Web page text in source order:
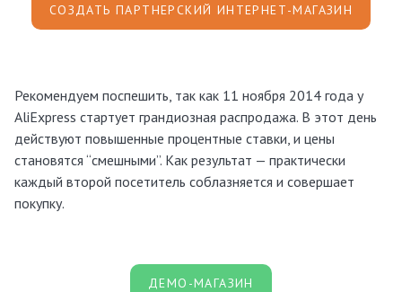
СОЗДАТЬ ПАРТНЕРСКИЙ ИНТЕРНЕТ-МАГАЗИН
Рекомендуем поспешить, так как 11 ноября 2014 года у
AliExpress стартует грандиозная распродажа. В этот день
действуют повышенные процентные ставки, и цены
становятся “смешными”. Как результат — практически
каждый второй посетитель соблазняется и совершает
покупку.
ДЕМО-МАГАЗИН